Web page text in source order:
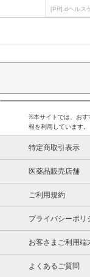
楽しく続く
[PR] dヘルス
※本サイトでは、おす
報を利用しています。
特定商取引表示
医薬品販売店舗
ご利用規約
プライバシーポリ
お客さまご利用
よくあるご質問